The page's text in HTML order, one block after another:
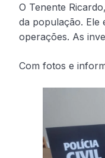
O Tenente
da população. Ele
operações. As
Com fotos e